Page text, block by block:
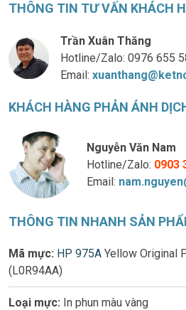
THÔNG TIN TƯ VẤN KHÁCH
Trần Xuân Thăng
Hotline/Zalo:0976 655
Email:
KHÁCH HÀNG PHẢN ÁNH
Nguyễn Văn Nam
Hotline/Zalo: 0903
Email:
THÔNG TIN NHANH SẢN
Mã mực: HP 975A Yellow Original
(L0R94AA)
Loại mực: In phun màu vàng